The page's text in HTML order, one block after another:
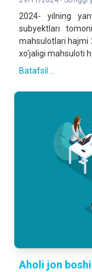
2024- yilning
subyektlari
mahsulotlari hajmi
xo‘jaligi mahsuloti
Batafsil ...
Aholi jon